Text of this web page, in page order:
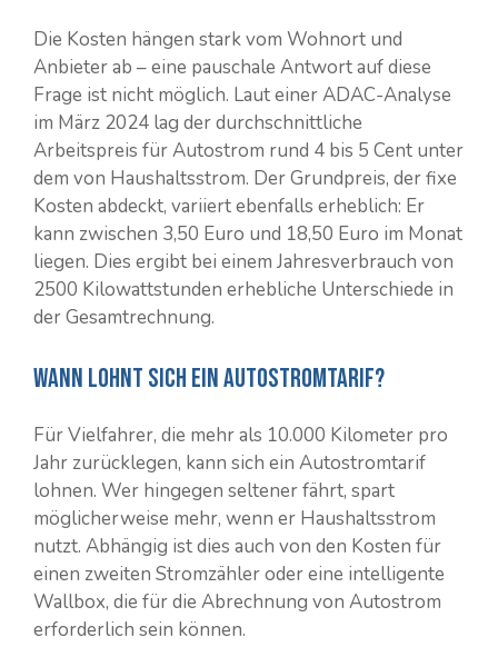
Die Kosten hängen stark vom Wohnort und
Anbieter ab – eine pauschale Antwort auf diese
Frage ist nicht möglich. Laut einer ADAC-Analyse
im März 2024 lag der durchschnittliche
Arbeitspreis für Autostrom rund 4 bis 5 Cent unter
dem von Haushaltsstrom. Der Grundpreis, der fixe
Kosten abdeckt, variiert ebenfalls erheblich: Er
kann zwischen 3,50 Euro und 18,50 Euro im Monat
liegen. Dies ergibt bei einem Jahresverbrauch von
2500 Kilowattstunden erhebliche Unterschiede in
der Gesamtrechnung.
Wann lohnt sich ein Autostromtarif?
Für Vielfahrer, die mehr als 10.000 Kilometer pro
Jahr zurücklegen, kann sich ein Autostromtarif
lohnen. Wer hingegen seltener fährt, spart
möglicherweise mehr, wenn er Haushaltsstrom
nutzt. Abhängig ist dies auch von den Kosten für
einen zweiten Stromzähler oder eine intelligente
Wallbox, die für die Abrechnung von Autostrom
erforderlich sein können.